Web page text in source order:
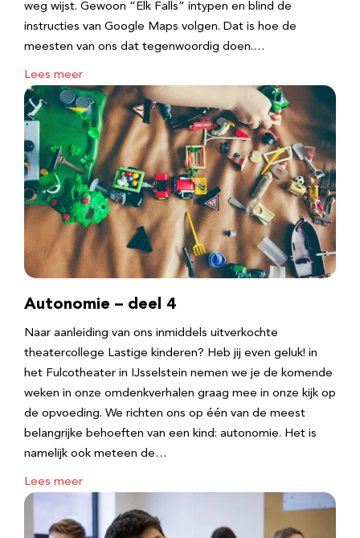
weg wijst. Gewoon “Elk Falls” intypen en blind de
instructies van Google Maps volgen. Dat is hoe de
meesten van ons dat tegenwoordig doen.…
Lees meer
Autonomie – deel 4
Naar aanleiding van ons inmiddels uitverkochte
theatercollege Lastige kinderen? Heb jij even geluk! in
het Fulcotheater in IJsselstein nemen we je de komende
weken in onze omdenkverhalen graag mee in onze kijk op
de opvoeding. We richten ons op één van de meest
belangrijke behoeften van een kind: autonomie. Het is
namelijk ook meteen de…
Lees meer